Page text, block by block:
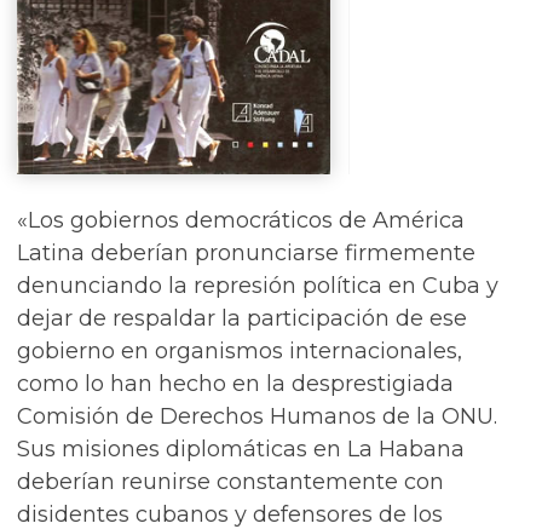
«Los gobiernos democráticos de América
Latina deberían pronunciarse firmemente
denunciando la represión política en Cuba y
dejar de respaldar la participación de ese
gobierno en organismos internacionales,
como lo han hecho en la desprestigiada
Comisión de Derechos Humanos de la ONU.
Sus misiones diplomáticas en La Habana
deberían reunirse constantemente con
disidentes cubanos y defensores de los